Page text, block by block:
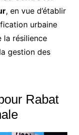
, en vue d’établir
urbaine
la résilience
gestion des
Rabat